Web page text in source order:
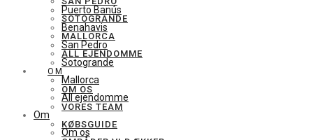
SOTOGRANDE
MALLORCA
ALL EJENDOMME
OM
OM OS
VORES TEAM
KØBSGUIDE
Puerto Banús
Benahavis
San Pedro
Sotogrande
Mallorca
All ejendomme
Om
Om os